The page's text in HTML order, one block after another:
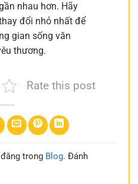
nhau hơn. Hãy
đổi nhỏ nhất để
gian sống văn
thương.
Rate this post
trong Blog. Đánh